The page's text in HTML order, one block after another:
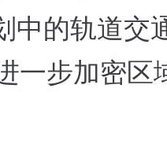
中的轨道交
一步加密区